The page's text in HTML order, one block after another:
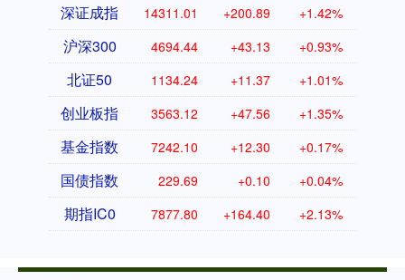
深证成指 14311.01 +200.89 +1.42%
沪深300 4694.44 +43.13 +0.93%
北证50 1134.24 +11.37 +1.01%
创业板指 3563.12 +47.56 +1.35%
基金指数 7242.10 +12.30 +0.17%
国债指数 229.69 +0.10 +0.04%
期指IC0 7877.80 +164.40 +2.13%